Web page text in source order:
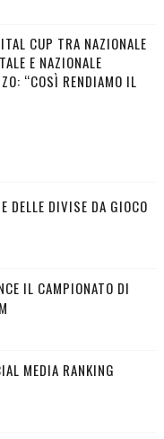
CUP TRA NAZIONALE
E NAZIONALE
“COSÌ RENDIAMO IL
DELLE DIVISE DA GIOCO
IL CAMPIONATO DI
MEDIA RANKING